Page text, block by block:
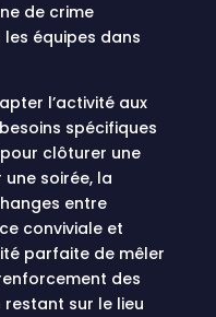
de crime
équipes dans
l’activité aux
spécifiques
clôturer une
soirée, la
entre
conviviale et
parfaite de mêler
des
sur le lieu